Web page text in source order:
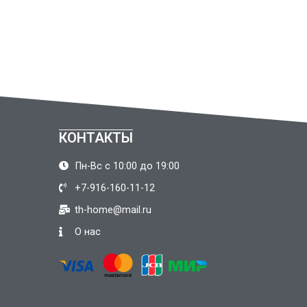
КОНТАКТЫ
Пн-Вс с 10:00 до 19:00
+7-916-160-11-12
th-home@mail.ru
О нас